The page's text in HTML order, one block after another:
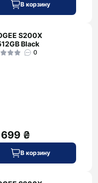
В корзину
S200X
Black
0
699 ₴
В корзину